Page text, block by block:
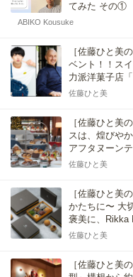
てみた その①
ABIKO Kousuke
［佐藤ひと美
ベント！！ス
力派洋菓子店
佐藤ひと美
［佐藤ひと美
スは、煌びや
アフタヌーン
佐藤ひと美
［佐藤ひと美
かたちに〜 大
褒美に、Rikka
佐藤ひと美
［佐藤ひと美